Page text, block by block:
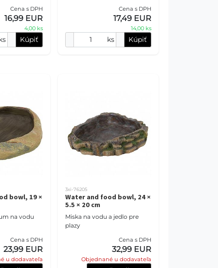
Cena s DPH
16,99 EUR
4,00 ks
Kúpiť
Cena s DPH
17,49 EUR
14,00 ks
ks Kúpiť
bowl, 19 ×
na vodu
Cena s DPH
23,99 EUR
u dodavateľa
3xi-76205
Water and food bowl, 24 ×
5.5 × 20 cm
Miska na vodu a jedlo pre
plazy
Cena s DPH
32,99 EUR
Objednané u dodavateľa